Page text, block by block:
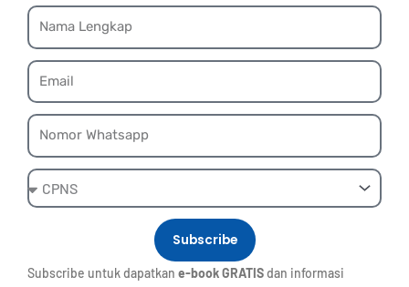
Name
Email
Whatsapp
Ebook
Subscribe
Subscribe untuk dapatkan e-book GRATISdan informasi